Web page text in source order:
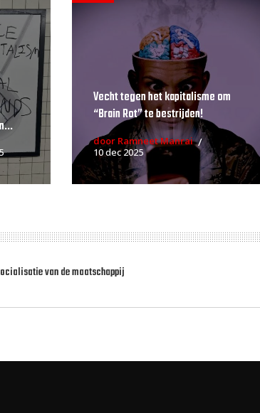
Vecht tegen het kapitalisme om
“Brain Rot” te bestrijden!
door Ramneet Manrai
10 dec 2025
van de maatschappij